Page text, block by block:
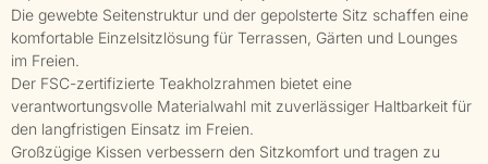
Die gewebte Seitenstruktur und der gepolsterte Sitz schaffen eine
komfortable Einzelsitzlösung für Terrassen, Gärten und Lounges
im Freien.
Der FSC-zertifizierte Teakholzrahmen bietet eine
verantwortungsvolle Materialwahl mit zuverlässiger Haltbarkeit für
den langfristigen Einsatz im Freien.
Großzügige Kissen verbessern den Sitzkomfort und tragen zu